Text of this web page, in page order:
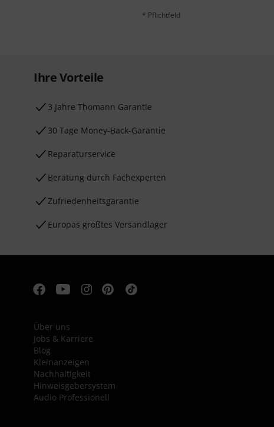
* Pflichtfeld
Ihre Vorteile
3 Jahre Thomann Garantie
30 Tage Money-Back-Garantie
Reparaturservice
Beratung durch Fachexperten
Zufriedenheitsgarantie
Europas größtes Versandlager
Über uns
Jobs & Karriere
Blog
Kleinanzeigen
Nachhaltigkeit
Hinweisgebersystem
Audio Professionell